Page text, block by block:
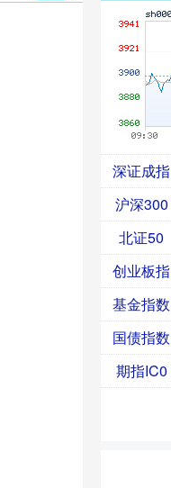
深证成指
沪深300
北证50
创业板指
基金指数
国债指数
期指IC0